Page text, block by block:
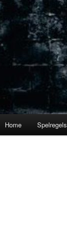
Home Spelregels